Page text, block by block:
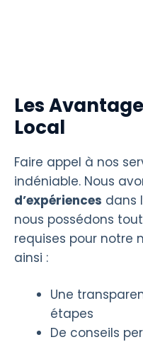
Les
Local
Faire appel à nos
indéniable. Nous
d’expériences dans
nous possédons
requises pour notre
ainsi :
Une
étapes
De conseils